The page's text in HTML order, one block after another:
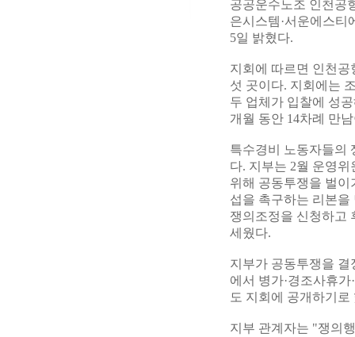
공공운수노조 인천공
은시스템·서운에스
5일 밝혔다.
지회에 따르면 인천
섯 곳이다. 지회에는
두 업체가 입찰에 성
개월 동안 14차례 만
특수경비 노동자들의
다. 지부는 2월 운영
위해 공동투쟁을 벌
섭을 촉구하는 리본
쟁의조정을 신청하고
세웠다.
지부가 공동투쟁을
에서 병가·경조사휴
도 지회에 공개하기
지부 관계자는 "쟁의